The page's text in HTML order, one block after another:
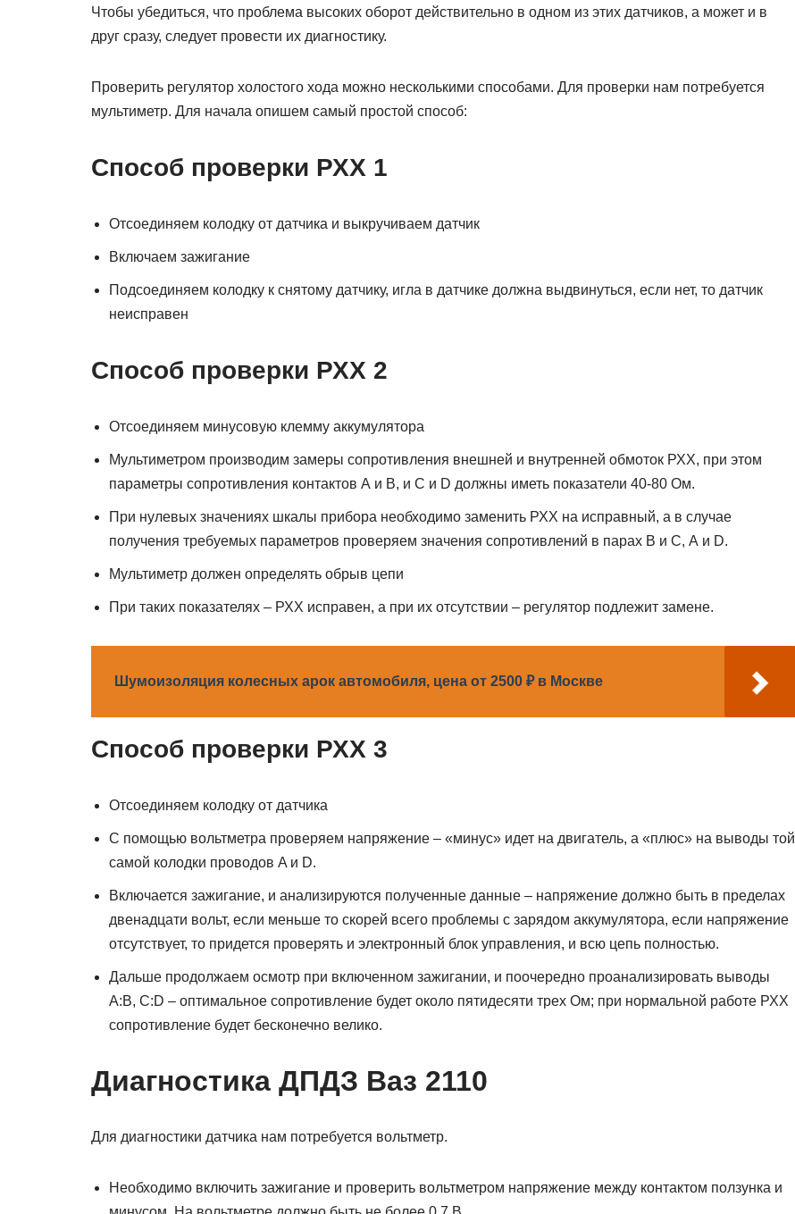
Чтобы убедиться, что проблема высоких оборот действительно в одном из этих датчиков, а может и в
друг сразу, следует провести их диагностику.
Проверить регулятор холостого хода можно несколькими способами. Для проверки нам потребуется
мультиметр. Для начала опишем самый простой способ:
Способ проверки РХХ 1
Отсоединяем колодку от датчика и выкручиваем датчик
Включаем зажигание
Подсоединяем колодку к снятому датчику, игла в датчике должна выдвинуться, если нет, то датчик
неисправен
Способ проверки РХХ 2
Отсоединяем минусовую клемму аккумулятора
Мультиметром производим замеры сопротивления внешней и внутренней обмоток РХХ, при этом
параметры сопротивления контактов А и В, и С и D должны иметь показатели 40-80 Ом.
При нулевых значениях шкалы прибора необходимо заменить РХХ на исправный, а в случае
получения требуемых параметров проверяем значения сопротивлений в парах В и С, А и D.
Мультиметр должен определять обрыв цепи
При таких показателях – РХХ исправен, а при их отсутствии – регулятор подлежит замене.
Шумоизоляция колесных арок автомобиля, цена от 2500 ₽ в Москве
Способ проверки РХХ 3
Отсоединяем колодку от датчика
С помощью вольтметра проверяем напряжение – «минус» идет на двигатель, а «плюс» на выводы той
самой колодки проводов A и D.
Включается зажигание, и анализируются полученные данные – напряжение должно быть в пределах
двенадцати вольт, если меньше то скорей всего проблемы с зарядом аккумулятора, если напряжение
отсутствует, то придется проверять и электронный блок управления, и всю цепь полностью.
Дальше продолжаем осмотр при включенном зажигании, и поочередно проанализировать выводы
A:B, C:D – оптимальное сопротивление будет около пятидесяти трех Ом; при нормальной работе РХХ
сопротивление будет бесконечно велико.
Диагностика ДПДЗ Ваз 2110
Для диагностики датчика нам потребуется вольтметр.
Необходимо включить зажигание и проверить вольтметром напряжение между контактом ползунка и